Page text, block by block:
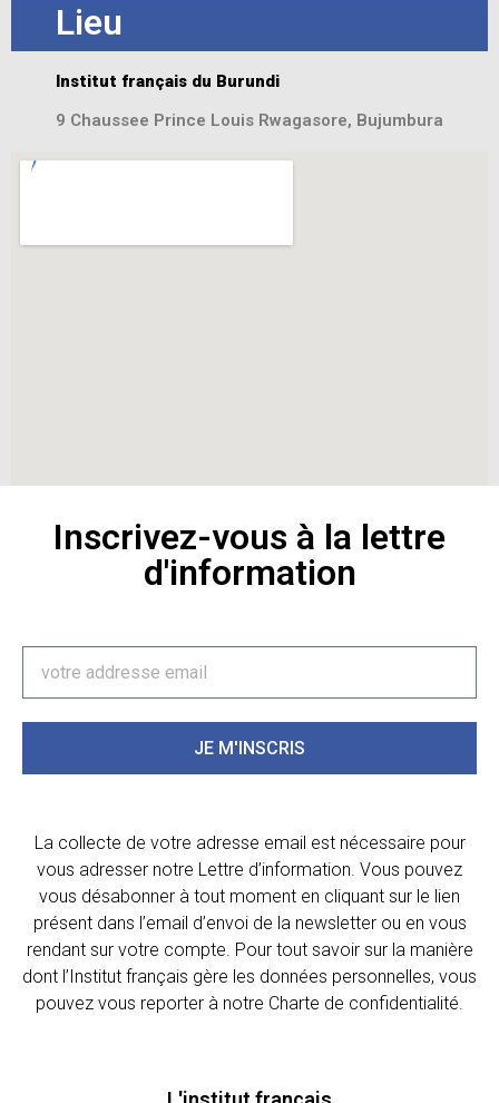
Lieu
Institut français du Burundi
9 Chaussee Prince Louis Rwagasore, Bujumbura
Inscrivez-vous à la lettre
d'information
JE M'INSCRIS
La collecte de votre adresse email est nécessaire pour
vous adresser notre Lettre d’information. Vous pouvez
vous désabonner à tout moment en cliquant sur le lien
présent dans l’email d’envoi de la newsletter ou en vous
rendant sur votre compte. Pour tout savoir sur la manière
dont l’Institut français gère les données personnelles, vous
pouvez vous reporter à notre Charte de confidentialité.